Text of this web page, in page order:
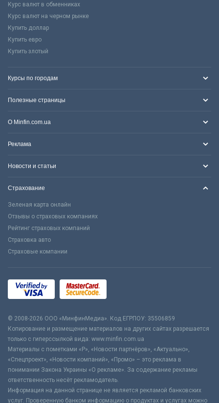
Курс валют в обменниках
Курс валют на черном рынке
Купить доллар
Купить евро
Купить злотый
Курсы по городам
Полезные страницы
О Minfin.com.ua
Реклама
Новости и статьи
Страхование
Зеленая карта онлайн
Отзывы о страховых компаниях
Рейтинг страховых компаний
Страховка авто
Страховые компании
© 2008-2026 ООО «МинфинМедиа». Код ЕГРПОУ: 35506859
Копирование и размещение материалов на других сайтах разрешается
только с гиперссылкой вида: www.minfin.com.ua
Материалы с пометками «Р», «Новости партнёров», «Актуально»,
«Спецпроект», «Новости компаний», «Промо» – это реклама в
понимании Закона Украины «О рекламе». За содержание рекламы
ответственность несёт рекламодатель.
Информация на данной странице не является рекламой банковских
услуг. Проверенную банком информацию о продуктах и услугах можно